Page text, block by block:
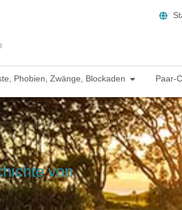
Phobien, Zwänge, Blockaden Paar-
von